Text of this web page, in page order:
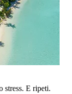
stress. E ripeti.